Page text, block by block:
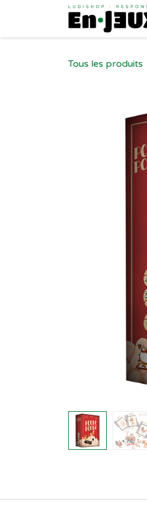
Se rendre au contenu
Tous les produits